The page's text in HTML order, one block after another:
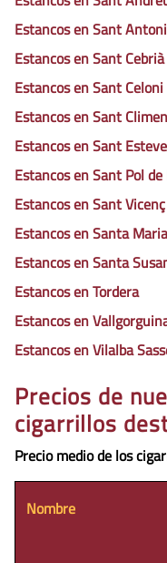
Estancos en Sant
Estancos en Sant
Estancos en Sant Celoni
Estancos en Sant
Estancos en Sant
Estancos en Sant Pol
Estancos en Sant
Estancos en Santa
Estancos en Santa
Estancos en Tordera
Estancos en
Estancos en Vilalba
Precios de
cigarrillos
Precio medio de los
Nombre